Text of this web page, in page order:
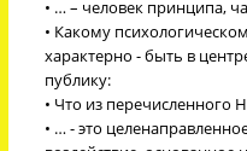
• … – человек принципа,
• Какому
характерно - быть в
публику:
• Что из перечисленного
• … - это